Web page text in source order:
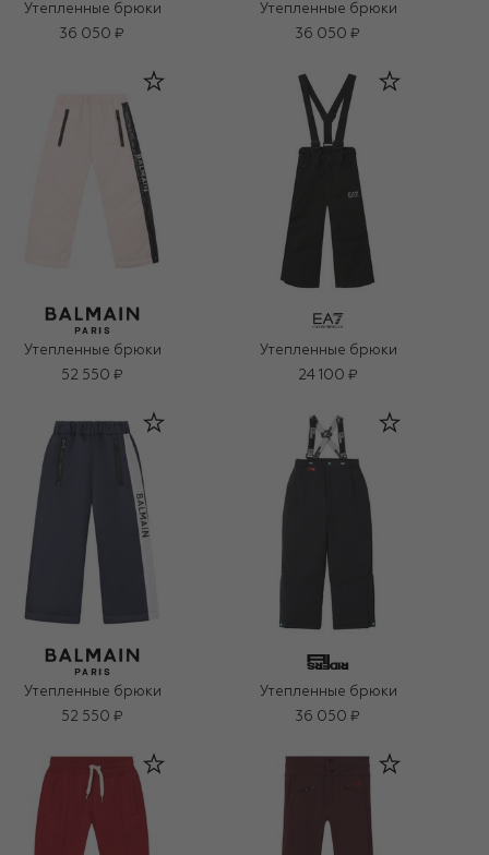
Утепленные брюки
36 050 ₽
Утепленные брюки
36 050 ₽
Утепленные брюки
52 550 ₽
Утепленные брюки
24 100 ₽
Утепленные брюки
52 550 ₽
Утепленные брюки
36 050 ₽